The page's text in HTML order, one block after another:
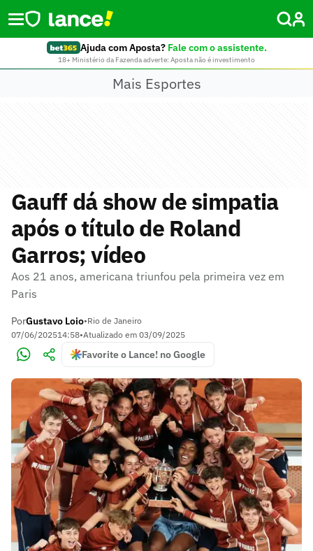
Ajuda com Aposta? Fale com o assistente.
18+ Ministério da Fazenda adverte: Aposta não é investimento
Mais Esportes
Gauff dá show de simpatia
após o título de Roland
Garros; vídeo
Aos 21 anos, americana triunfou pela primeira vez em
Paris
PorGustavo Loio•Rio de Janeiro
07/06/202514:58•Atualizado em 03/09/2025
Favorite o Lance! no Google